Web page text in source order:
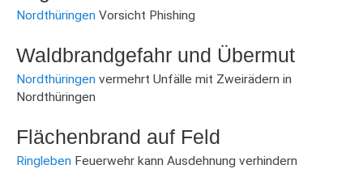
Nordthüringen Vorsicht Phishing
Waldbrandgefahr und Übermut
Nordthüringen vermehrt Unfälle mit Zweirädern in
Nordthüringen
Flächenbrand auf Feld
Ringleben Feuerwehr kann Ausdehnung verhindern